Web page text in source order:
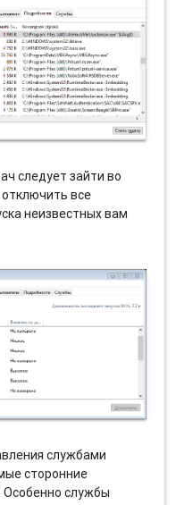
следует зайти во
все
неизвестных вам
службами
сторонние
службы